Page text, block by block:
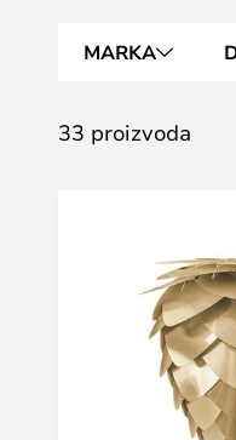
MARKA
33 proizvoda